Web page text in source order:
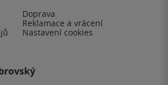
Doprava
Reklamace a vrácení
Nastavení cookies